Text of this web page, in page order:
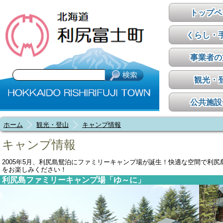
トップ
くらし・
事業者
観光・
公共施
ホーム 観光・登山 キャンプ情報
キャンプ情報
2005年5月、利尻島鴛泊にファミリーキャンプ場が誕生！快適な空間で利尻
をお楽しみください！
利尻島ファミリーキャンプ場「ゆ～に」